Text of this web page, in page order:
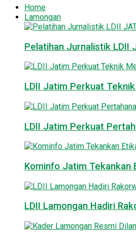
Home
Lamongan
Pelatihan Jurnalistik LDII
LDII Jatim Perkuat
LDII Jatim Perkuat
Kominfo Jatim Tekankan
LDII Lamongan Hadiri